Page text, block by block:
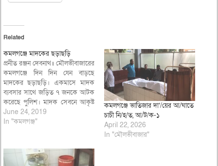
Related
কমলগঞ্জে মাদকের ছড়াছড়ি
প্রনীত রঞ্জন দেবনাথ॥ মৌলভীবাজারের
কমলগঞ্জে দিন দিন যেন বাড়ছে
মাদকের ছড়াছড়ি। একমাসে মাদক
ব্যবসার সাথে জড়িত ৭ জনকে আটক
করেছে পুলিশ। মাদক সেবনে আকৃষ্ট
হচ্ছেন মধ্য বয়সী যুবকরা। মাদক
সেবনের কারনে যুব সমাজ হচ্ছে
কমলগঞ্জ। জানা যায়, চলিত মাসে
কমলগঞ্জ উপজেলার…
June 24, 2019
In "কমলগঞ্জ"
কমলগঞ্জে ভাতিজার দা’/য়ের আ/ঘাতে
চাচী নি/হ/ত, আ/ট/ক-১
April 22, 2026
In "মৌলভীবাজার"